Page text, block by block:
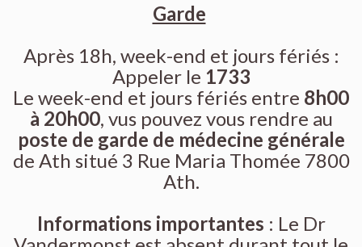
Garde
Après 18h, week-end et jours fériés :
Appeler le 1733
Le week-end et jours fériés entre 8h00
à 20h00, vus pouvez vous rendre au
poste de garde de médecine générale
de Ath situé 3 Rue Maria Thomée 7800
Ath.
Informations importantes : Le Dr